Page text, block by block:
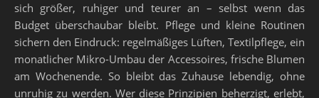
sich größer, ruhiger und teurer an – selbst wenn das
Budget überschaubar bleibt. Pflege und kleine Routinen
sichern den Eindruck: regelmäßiges Lüften, Textilpflege, ein
monatlicher Mikro-Umbau der Accessoires, frische Blumen
am Wochenende. So bleibt das Zuhause lebendig, ohne
unruhig zu werden. Wer diese Prinzipien beherzigt, erlebt,